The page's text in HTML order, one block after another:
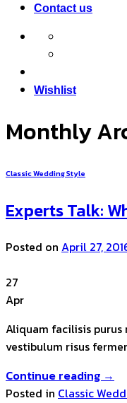
Contact us
Wishlist
Monthly
Classic Wedding Style
Experts Talk:
Posted on April 27,
27
Apr
Aliquam facilisis purus
vestibulum risus
Continue reading →
Posted in Classic